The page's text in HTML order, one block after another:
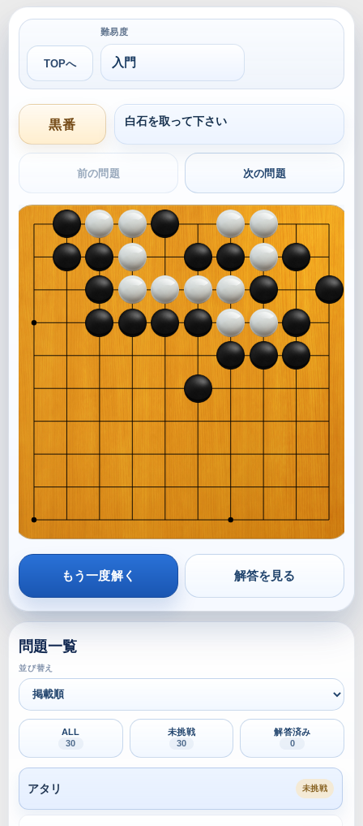
TOPへ
難易度
黒番 白石を取って下さい
前の問題 次の問題
もう一度解く 解答を見る
問題一覧
並び替え
ALL
30
未挑戦
30
解答済み
0
アタリ 未挑戦